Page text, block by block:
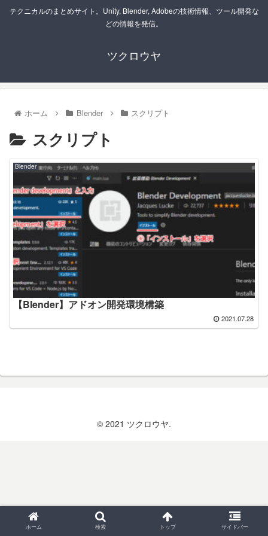
テクニカルのまとめサイト。Unity, Blender, Adobeの技術情報、ツール開発な
どの情報を発信。
ツクロウヤ
ホーム Blender スクリプト
スクリプト
Blender
【Blender】アドオン開発環境構築
2021.07.28
© 2021 ツクロウヤ.
ホーム 検索 トップ サイドバー